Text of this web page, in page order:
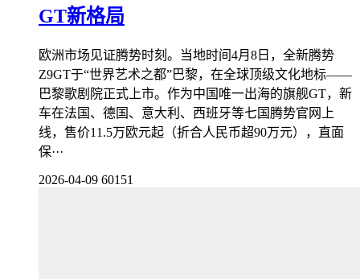
GT新格局
欧洲市场见证腾势时刻。当地时间4月8日，全新腾势
Z9GT于“世界艺术之都”巴黎，在全球顶级文化地标——
巴黎歌剧院正式上市。作为中国唯一出海的旗舰GT，新
车在法国、德国、意大利、西班牙等七国腾势官网上
线，售价11.5万欧元起（折合人民币超90万元），直面
保···
2026-04-09 60151